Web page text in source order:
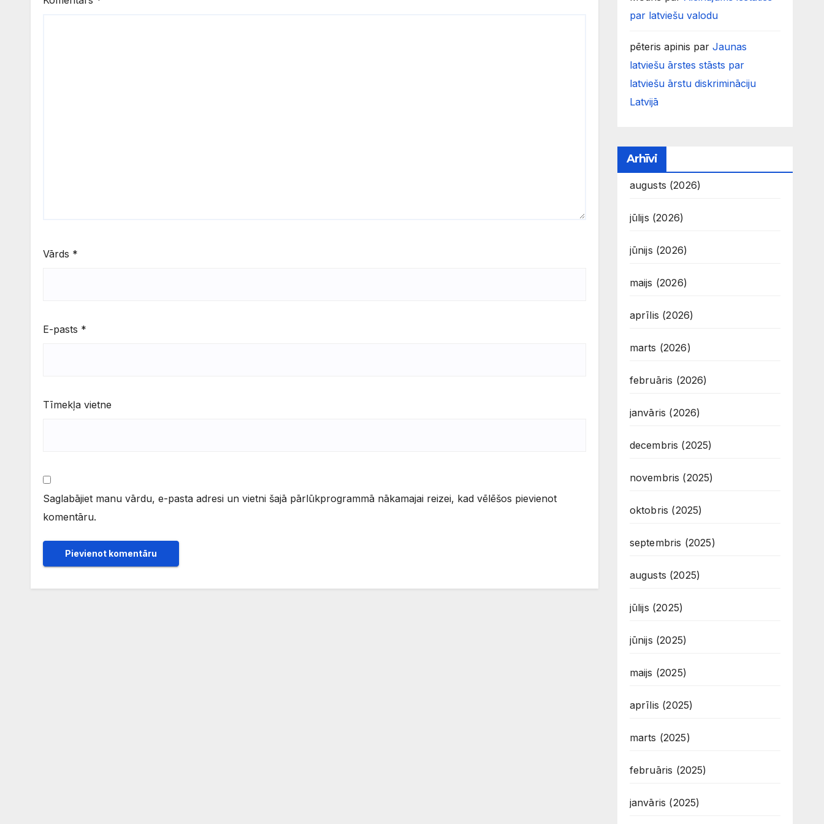
Vārds *
E-pasts *
Tīmekļa vietne
Saglabājiet manu vārdu, e-pasta adresi un vietni šajā pārlūkprogrammā nākamajai reizei, kad vēlēšos pievienot
komentāru.
par latviešu valodu
pēteris apinis par Jaunas
latviešu ārstes stāsts par
latviešu ārstu diskrimināciju
Latvijā
Arhīvi
augusts (2026)
jūlijs (2026)
jūnijs (2026)
maijs (2026)
aprīlis (2026)
marts (2026)
februāris (2026)
janvāris (2026)
decembris (2025)
novembris (2025)
oktobris (2025)
septembris (2025)
augusts (2025)
jūlijs (2025)
jūnijs (2025)
maijs (2025)
aprīlis (2025)
marts (2025)
februāris (2025)
janvāris (2025)